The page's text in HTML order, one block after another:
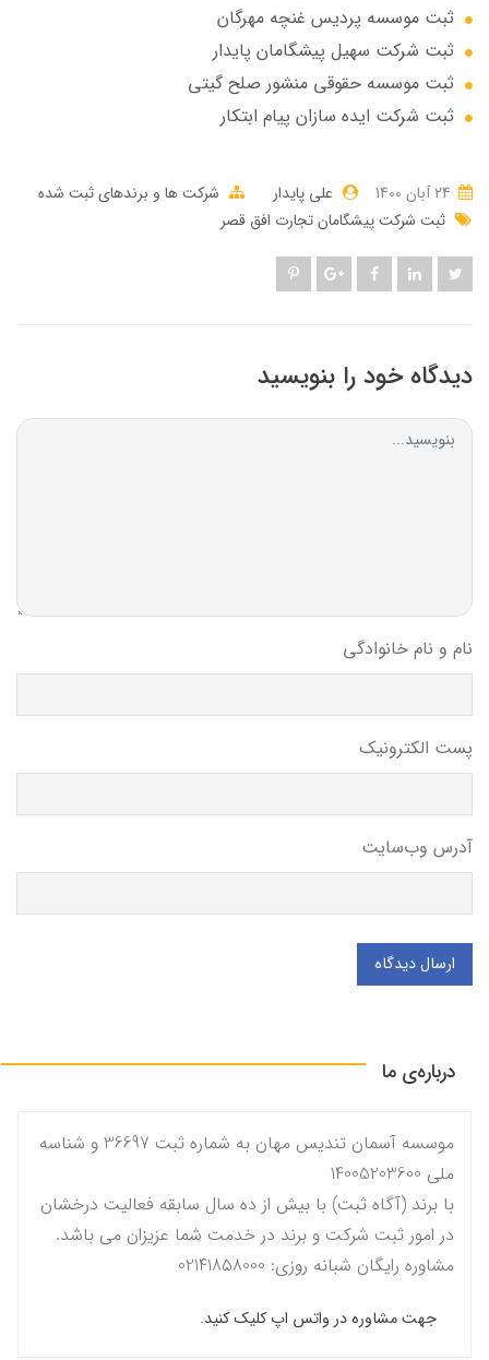
ثبت موسسه پردیس غنچه مهرگان
ثبت شرکت سهيل پيشگامان پايدار
ثبت موسسه حقوقی منشور صلح گیتی
ثبت شرکت ایده سازان پیام ابتکار
علی پایدار
شرکت ها و برندهای ثبت شده
ثبت شرکت پیشگامان تجارت افق قصر
دیدگاه خود را بنویسید
نام و نام خانوادگی
پست الکترونیک
آدرس وب‌سایت
ارسال دیدگاه
درباره‌ی ما
موسسه آسمان تندیس مهان به شماره ثبت 36697 و شناسه
ملی 14005203600
با برند (آگاه ثبت) با بیش از ده سال سابقه فعالیت درخشان
در امور ثبت شرکت و برند در خدمت شما عزیزان می باشد.
مشاوره رایگان شبانه روزی: 02141858000
جهت مشاوره در واتس اپ کلیک کنید.